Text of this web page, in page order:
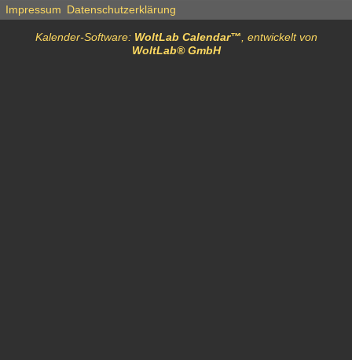
Impressum Datenschutzerklärung
Kalender-Software: WoltLab Calendar™ , entwickelt von
WoltLab® GmbH